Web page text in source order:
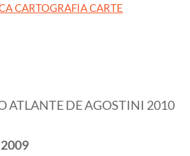
CARTOGRAFIA CARTE
ATLANTE DE AGOSTINI 2010
2009